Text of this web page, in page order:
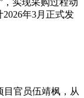
实现采购过程动
年3月正式发
官员伍靖枫，从